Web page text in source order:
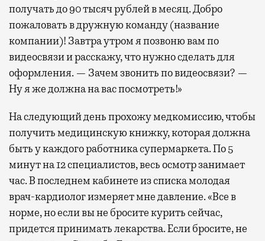
получать до 90 тысяч рублей в месяц. Добро
пожаловать в дружную команду (название
компании)! Завтра утром я позвоню вам по
видеосвязи и расскажу, что нужно сделать для
оформления. — Зачем звонить по видеосвязи? —
Ну я же должна на вас посмотреть!»
На следующий день прохожу медкомиссию, чтобы
получить медицинскую книжку, которая должна
быть у каждого работника супермаркета. По 5
минут на 12 специалистов, весь осмотр занимает
час. В последнем кабинете из списка молодая
врач-кардиолог измеряет мне давление. «Все в
норме, но если вы не бросите курить сейчас,
придется принимать лекарства. Если бросите, не